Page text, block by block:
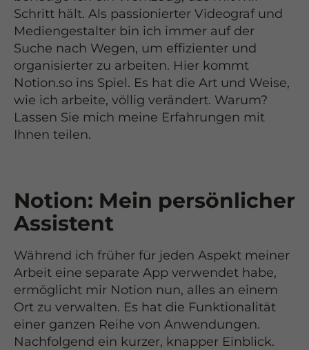
Schritt hält. Als passionierter Videograf und
Mediengestalter bin ich immer auf der
Suche nach Wegen, um effizienter und
organisierter zu arbeiten. Hier kommt
Notion.so ins Spiel. Es hat die Art und Weise,
wie ich arbeite, völlig verändert. Warum?
Lassen Sie mich meine Erfahrungen mit
Ihnen teilen.
Notion: Mein persönlicher
Assistent
Während ich früher für jeden Aspekt meiner
Arbeit eine separate App verwendet habe,
ermöglicht mir Notion nun, alles an einem
Ort zu verwalten. Es hat die Funktionalität
einer ganzen Reihe von Anwendungen.
Nachfolgend ein kurzer, knapper Einblick.